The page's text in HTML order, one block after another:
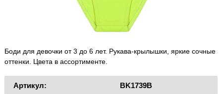
Боди для девочки от 3 до 6 лет. Рукава-крылышки, яркие сочные
оттенки. Цвета в ассортименте.
Артикул: BK1739B